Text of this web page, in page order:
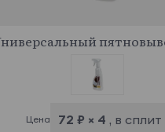
Цена 72 ₽ × 4 , в сплит